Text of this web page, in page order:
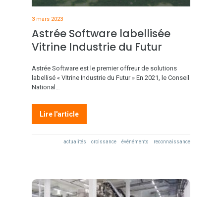
3 mars 2023
Astrée Software labellisée
Vitrine Industrie du Futur
Astrée Software est le premier offreur de solutions
labellisé « Vitrine Industrie du Futur » En 2021, le Conseil
National…
Lire l'article
actualités croissance événéments reconnaissance